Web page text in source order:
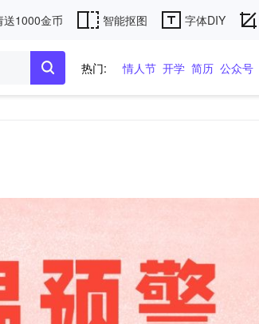
送1000金币 智能抠图 字体DIY
热门: 情人节 开学 简历 公众号